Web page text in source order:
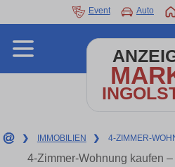
Event Auto
❯ IMMOBILIEN ❯ 4-ZIMMER-
4-Zimmer-Wohnung kaufen